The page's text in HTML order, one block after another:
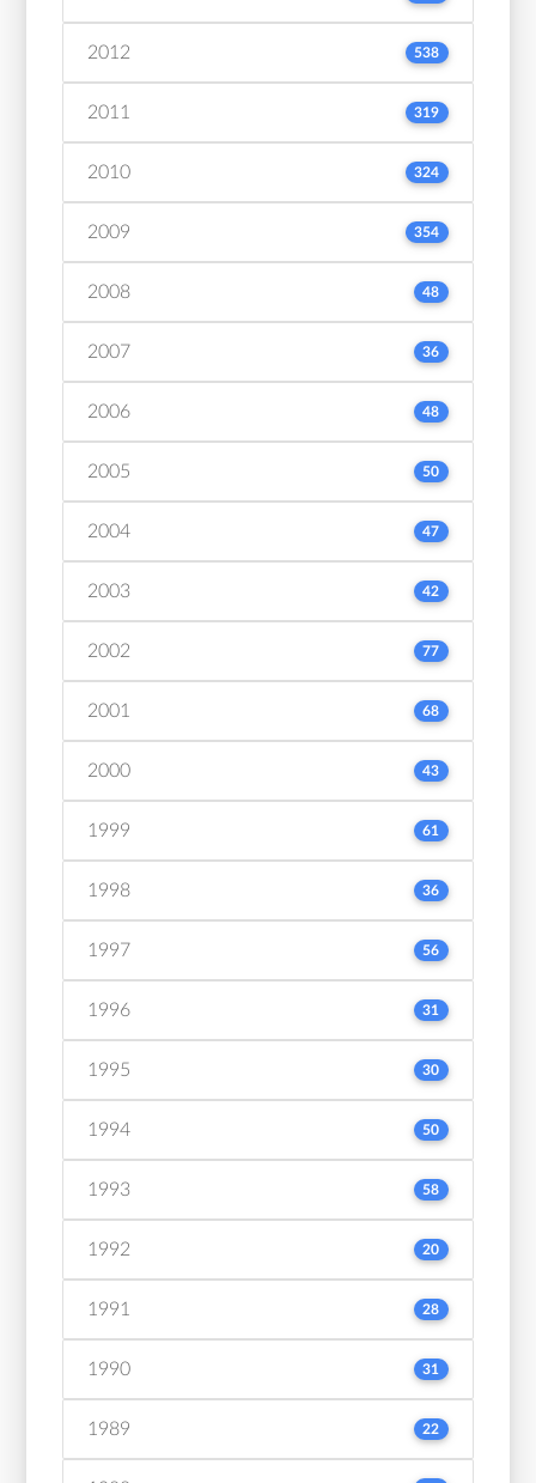
2012 538
2011 319
2010 324
2009 354
2008 48
2007 36
2006 48
2005 50
2004 47
2003 42
2002 77
2001 68
2000 43
1999 61
1998 36
1997 56
1996 31
1995 30
1994 50
1993 58
1992 20
1991 28
1990 31
1989 22